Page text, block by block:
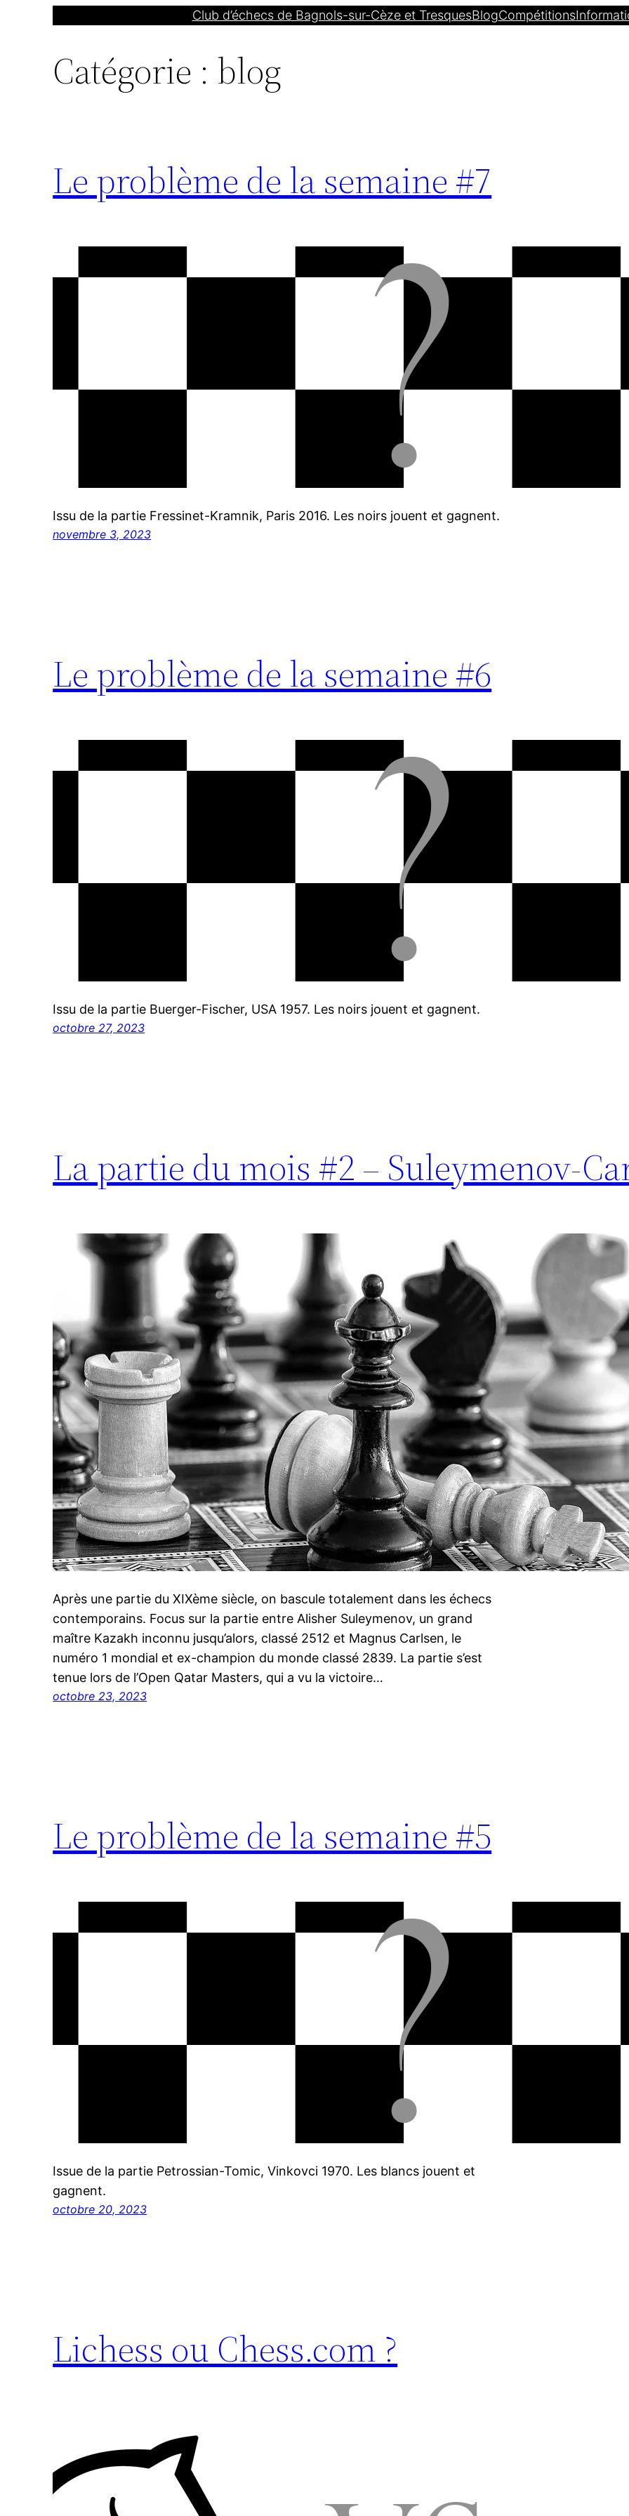
Club d’échecs de Bagnols-sur-Cèze et TresquesBlogCompétitions
Catégorie : blog
Le problème de la semaine #7
Issu de la partie Fressinet-Kramnik, Paris 2016. Les noirs jouent et gagnent.
novembre 3, 2023
Le problème de la semaine #6
Issu de la partie Buerger-Fischer, USA 1957. Les noirs jouent et gagnent.
octobre 27, 2023
La partie du mois #2 – Suleymenov-
Après une partie du XIXème siècle, on bascule totalement dans les échecs
contemporains. Focus sur la partie entre Alisher Suleymenov, un grand
maître Kazakh inconnu jusqu’alors, classé 2512 et Magnus Carlsen, le
numéro 1 mondial et ex-champion du monde classé 2839. La partie s’est
tenue lors de l’Open Qatar Masters, qui a vu la victoire…
octobre 23, 2023
Le problème de la semaine #5
Issue de la partie Petrossian-Tomic, Vinkovci 1970. Les blancs jouent et
gagnent.
octobre 20, 2023
Lichess ou Chess.com ?